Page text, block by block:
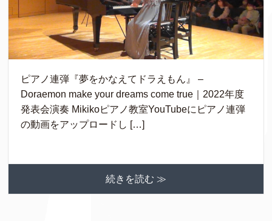
ピアノ連弾『夢をかなえてドラえもん』 –
Doraemon make your dreams come true｜2022年度
発表会演奏 Mikikoピアノ教室YouTubeにピアノ連弾
の動画をアップロードし […]
続きを読む ≫